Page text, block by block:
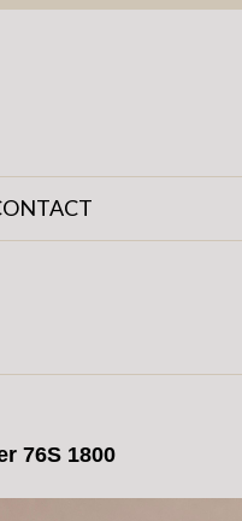
76S 1800